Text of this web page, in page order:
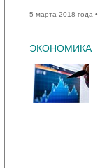
5 марта 2018 года •
ЭКОНОМИКА